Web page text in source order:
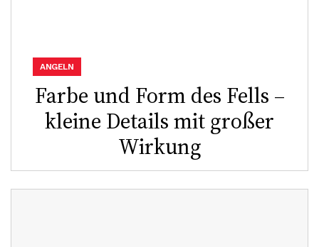
Farbe und Form des Fells –
kleine Details mit großer
Wirkung
ANGELN